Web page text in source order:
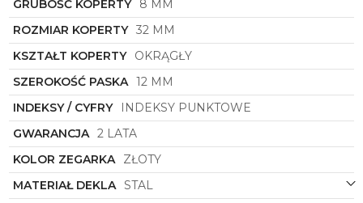
tylko pokazuje czas, ale również wprowadza do
Twojego życia odrobinę luksusu i elegancji.
GRUBOŚĆ KOPERTY 8 MM
ROZMIAR KOPERTY 32 MM
KSZTAŁT KOPERTY OKRĄGŁY
SZEROKOŚĆ PASKA 12 MM
INDEKSY / CYFRY
INDEKSY PUNKTOWE
GWARANCJA 2 LATA
KOLOR ZEGARKA ZŁOTY
MATERIAŁ DEKLA STAL